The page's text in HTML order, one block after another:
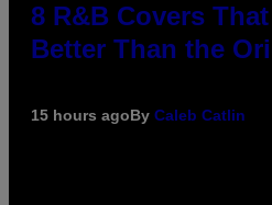
8 R&B Covers
Better Than the
15 hours agoBy Caleb Catlin